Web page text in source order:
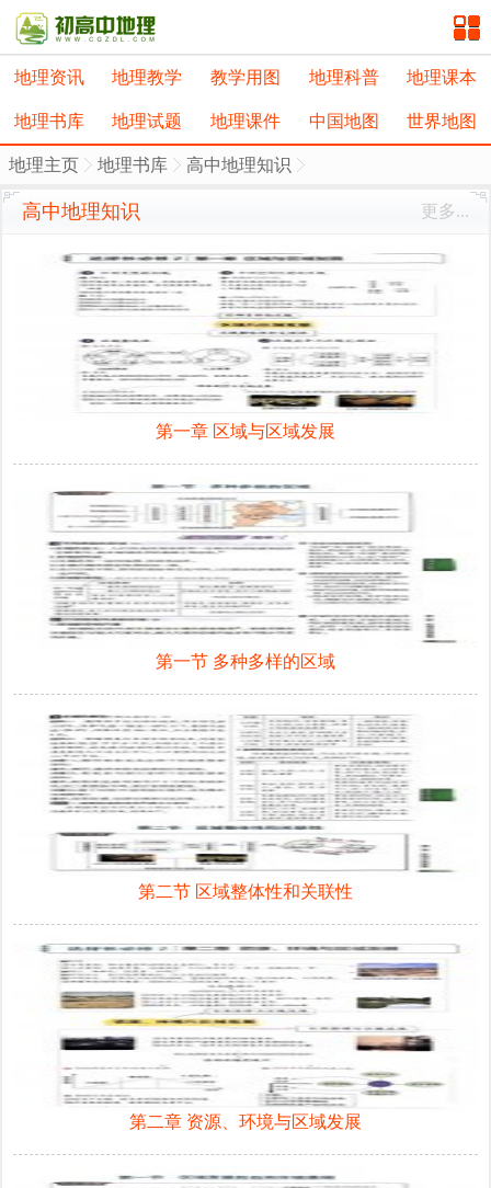
地理资讯 地理教学 教学用图 地理科普 地理课本
地理书库 地理试题 地理课件 中国地图 世界地图
地理主页 地理书库 高中地理知识
高中地理知识 更多...
第一章 区域与区域发展
第一节 多种多样的区域
第二节 区域整体性和关联性
第二章 资源、环境与区域发展